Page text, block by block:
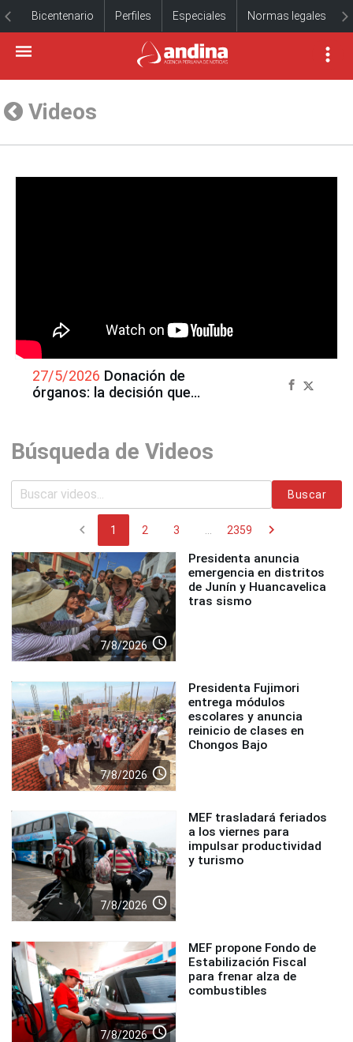
Bicentenario Perfiles Especiales Normas legales
Videos
27/5/2026 Donación de
órganos: la decisión que
Búsqueda de Videos
Buscar
chevron_left 1 2 3 2359 chevron_right
7/8/2026 access_time
Presidenta anuncia
emergencia en distritos
de Junín y Huancavelica
tras sismo
7/8/2026 access_time
Presidenta Fujimori
entrega módulos
escolares y anuncia
reinicio de clases en
Chongos Bajo
7/8/2026 access_time
MEF trasladará feriados
a los viernes para
impulsar productividad
y turismo
7/8/2026 access_time
MEF propone Fondo de
Estabilización Fiscal
para frenar alza de
combustibles